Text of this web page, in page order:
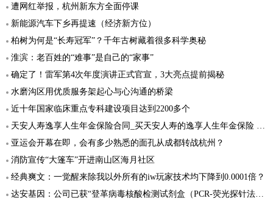
遭网红举报，杭州新东方全面停课
新能源汽车下乡再提速（经济新方位）
柏树为何是“长寿冠军”？千年古树藏着很多科学奥秘
淮滨：老百姓的“难事”是自己的“家事”
确定了！雷军第4次年度演讲正式官宣，3大亮点提前揭秘
水磨沟区用优质服务架起心与心沟通的桥梁
近十年国家临床重点专科建设项目达到2200多个
天安人寿逸享人生年金保险合同_买天安人寿的逸享人生年金保险 有保障吗
亚运会开幕在即，会有多少熟悉的面孔从成都转战杭州？
消防宣传“大篷车”开进南山区海月社区
经典爽文：一觉醒来除我以外所有的iw玩家技术均下降到0.0001倍？
达安基因：公司已获“登革病毒核酸检测试剂盒（PCR-荧光探针法）”的医疗器械注册证